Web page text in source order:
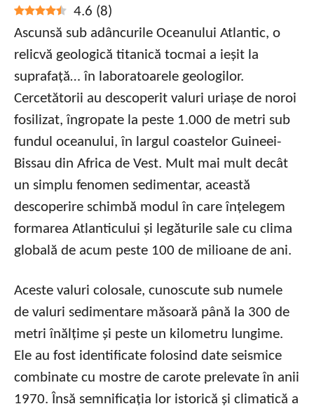
4.6 (8)
Ascunsă sub adâncurile Oceanului Atlantic, o
relicvă geologică titanică tocmai a ieșit la
suprafață… în laboratoarele geologilor.
Cercetătorii au descoperit valuri uriașe de noroi
fosilizat, îngropate la peste 1.000 de metri sub
fundul oceanului, în largul coastelor Guineei-
Bissau din Africa de Vest. Mult mai mult decât
un simplu fenomen sedimentar, această
descoperire schimbă modul în care înțelegem
formarea Atlanticului și legăturile sale cu clima
globală de acum peste 100 de milioane de ani.
Aceste valuri colosale, cunoscute sub numele
de valuri sedimentare măsoară până la 300 de
metri înălțime și peste un kilometru lungime.
Ele au fost identificate folosind date seismice
combinate cu mostre de carote prelevate în anii
1970. Însă semnificația lor istorică și climatică a